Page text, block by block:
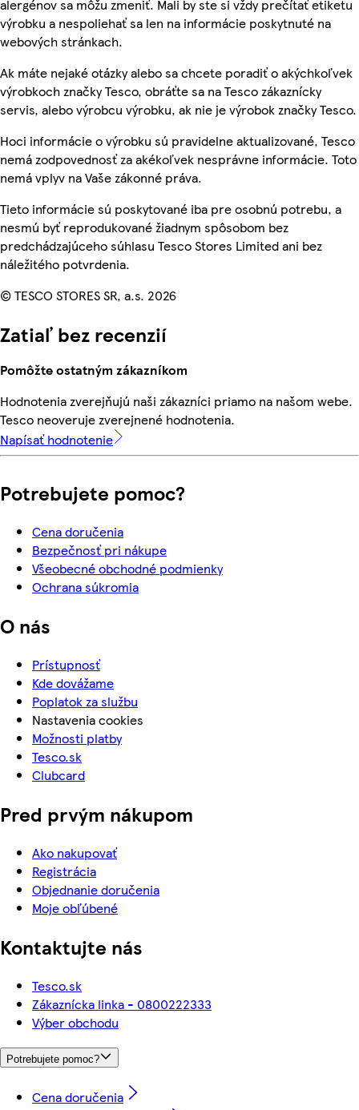
alergénov sa môžu zmeniť. Mali by ste si vždy prečítať etiketu
výrobku a nespoliehať sa len na informácie poskytnuté na
webových stránkach.
Ak máte nejaké otázky alebo sa chcete poradiť o akýchkoľvek
výrobkoch značky Tesco, obráťte sa na Tesco zákaznícky
servis, alebo výrobcu výrobku, ak nie je výrobok značky Tesco.
Hoci informácie o výrobku sú pravidelne aktualizované, Tesco
nemá zodpovednosť za akékoľvek nesprávne informácie. Toto
nemá vplyv na Vaše zákonné práva.
Tieto informácie sú poskytované iba pre osobnú potrebu, a
nesmú byť reprodukované žiadnym spôsobom bez
predchádzajúceho súhlasu Tesco Stores Limited ani bez
náležitého potvrdenia.
© TESCO STORES SR, a.s. 2026
Zatiaľ bez recenzií
Pomôžte ostatným zákazníkom
Hodnotenia zverejňujú naši zákazníci priamo na našom webe.
Tesco neoveruje zverejnené hodnotenia.
Napísať hodnotenie
Potrebujete pomoc?
Cena doručenia
Bezpečnosť pri nákupe
Všeobecné obchodné podmienky
Ochrana súkromia
O nás
Prístupnosť
Kde dovážame
Poplatok za službu
Nastavenia cookies
Možnosti platby
Tesco.sk
Clubcard
Pred prvým nákupom
Ako nakupovať
Registrácia
Objednanie doručenia
Moje obľúbené
Kontaktujte nás
Tesco.sk
Zákaznícka linka - 0800222333
Výber obchodu
Potrebujete pomoc?
Cena doručenia